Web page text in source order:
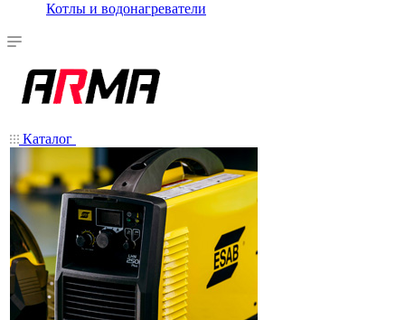
Котлы и водонагреватели
Каталог